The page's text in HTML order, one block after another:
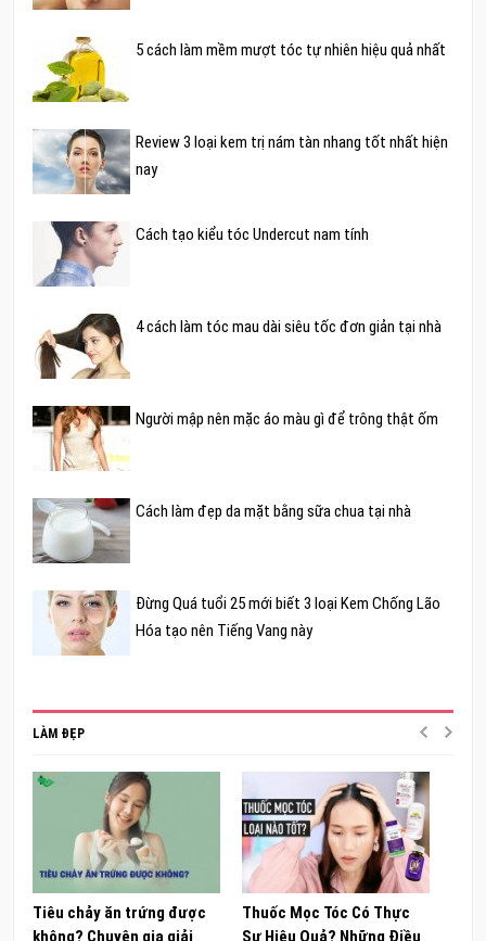
5 cách làm mềm mượt tóc tự nhiên hiệu quả nhất
Review 3 loại kem trị nám tàn nhang tốt nhất hiện
nay
Cách tạo kiểu tóc Undercut nam tính
4 cách làm tóc mau dài siêu tốc đơn giản tại nhà
Người mập nên mặc áo màu gì để trông thật ốm
Cách làm đẹp da mặt bằng sữa chua tại nhà
Đừng Quá tuổi 25 mới biết 3 loại Kem Chống Lão
Hóa tạo nên Tiếng Vang này
LÀM ĐẸP
Tiêu chảy ăn trứng được
không? Chuyên gia giải
Thuốc Mọc Tóc Có Thực
Sự Hiệu Quả? Những Điều